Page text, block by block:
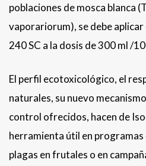
poblaciones de mosca blanca
vaporariorum), se debe aplicar
240 SC a la dosis de 300 ml /
El perfil ecotoxicológico, el
naturales, su nuevo
control ofrecidos, hacen de
herramienta útil en
plagas en frutales o en